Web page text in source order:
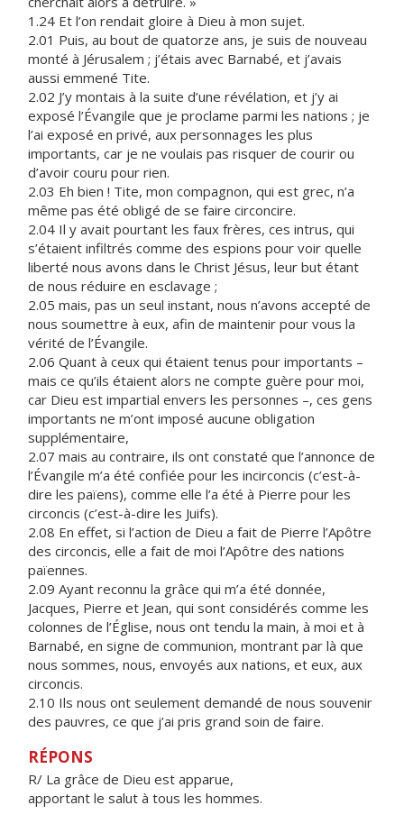
1.24 Et l’on rendait gloire à Dieu à mon sujet.
2.01 Puis, au bout de quatorze ans, je suis de nouveau
monté à Jérusalem ; j’étais avec Barnabé, et j’avais
aussi emmené Tite.
2.02 J’y montais à la suite d’une révélation, et j’y ai
exposé l’Évangile que je proclame parmi les nations ; je
l’ai exposé en privé, aux personnages les plus
importants, car je ne voulais pas risquer de courir ou
d’avoir couru pour rien.
2.03 Eh bien ! Tite, mon compagnon, qui est grec, n’a
même pas été obligé de se faire circoncire.
2.04 Il y avait pourtant les faux frères, ces intrus, qui
s’étaient infiltrés comme des espions pour voir quelle
liberté nous avons dans le Christ Jésus, leur but étant
de nous réduire en esclavage ;
2.05 mais, pas un seul instant, nous n’avons accepté de
nous soumettre à eux, afin de maintenir pour vous la
vérité de l’Évangile.
2.06 Quant à ceux qui étaient tenus pour importants –
mais ce qu’ils étaient alors ne compte guère pour moi,
car Dieu est impartial envers les personnes –, ces gens
importants ne m’ont imposé aucune obligation
supplémentaire,
2.07 mais au contraire, ils ont constaté que l’annonce de
l’Évangile m’a été confiée pour les incirconcis (c’est-à-
dire les païens), comme elle l’a été à Pierre pour les
circoncis (c’est-à-dire les Juifs).
2.08 En effet, si l’action de Dieu a fait de Pierre l’Apôtre
des circoncis, elle a fait de moi l’Apôtre des nations
païennes.
2.09 Ayant reconnu la grâce qui m’a été donnée,
Jacques, Pierre et Jean, qui sont considérés comme les
colonnes de l’Église, nous ont tendu la main, à moi et à
Barnabé, en signe de communion, montrant par là que
nous sommes, nous, envoyés aux nations, et eux, aux
circoncis.
2.10 Ils nous ont seulement demandé de nous souvenir
des pauvres, ce que j’ai pris grand soin de faire.
RÉPONS
R/ La grâce de Dieu est apparue,
apportant le salut à tous les hommes.